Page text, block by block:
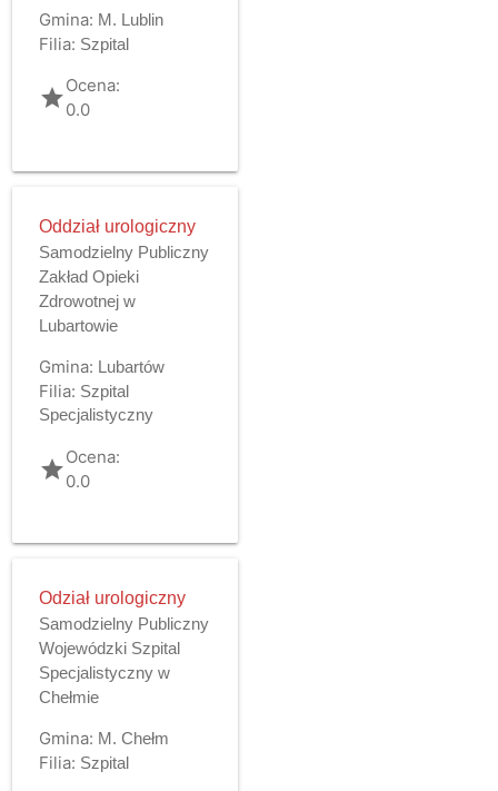
Gmina: M. Lublin
Filia: Szpital
gradeOcena:
0.0
Oddział urologiczny
Samodzielny Publiczny
Zakład Opieki
Zdrowotnej w
Lubartowie
Gmina: Lubartów
Filia: Szpital
Specjalistyczny
gradeOcena:
0.0
Odział urologiczny
Samodzielny Publiczny
Wojewódzki Szpital
Specjalistyczny w
Chełmie
Gmina: M. Chełm
Filia: Szpital